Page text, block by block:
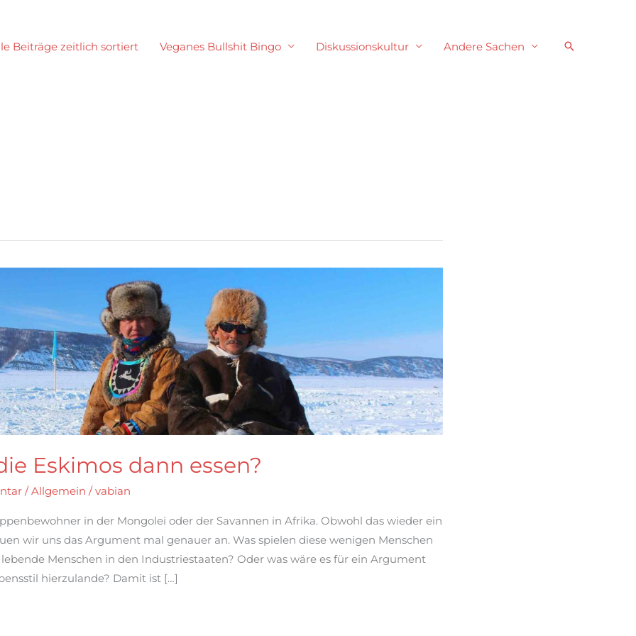
Beiträge zeitlich sortiert Veganes Bullshit Bingo Diskussionskultur Andere Sachen Suchen
Eskimos dann essen?
/Allgemein /vabian
in der Mongolei oder der Savannen in Afrika. Obwohl das wieder ein
wir uns das Argument mal genauer an. Was spielen diese wenigen Menschen
Menschen in den Industriestaaten? Oder was wäre es für ein Argument
hierzulande? Damit ist […]